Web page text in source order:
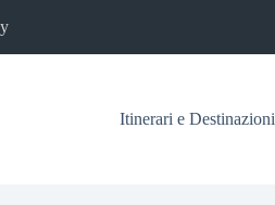
Itinerari e Destinazioni